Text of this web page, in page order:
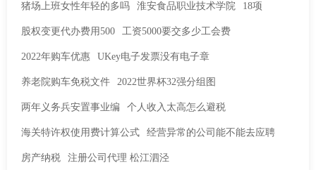
猪场上班女性年轻的多吗 淮安食品职业技术学院 18项
股权变更代办费用500 工资5000要交多少工会费
2022年购车优惠 UKey电子发票没有电子章
养老院购车免税文件 2022世界杯32强分组图
两年义务兵安置事业编 个人收入太高怎么避税
海关特许权使用费计算公式 经营异常的公司能不能去应聘
房产纳税 注册公司代理 松江泗泾